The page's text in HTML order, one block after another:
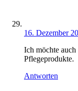
16. Dezember
Ich möchte
Pflegeprodukte.
Antworten